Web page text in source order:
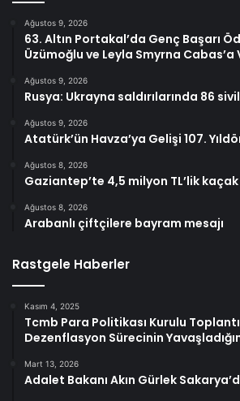
Ağustos 9, 2026
63. Altın Portakal’da Genç Başarı
Üzümoğlu ve Leyla Smyrna Cabas’a
Ağustos 9, 2026
Rusya: Ukrayna saldırılarında 86
Ağustos 9, 2026
Atatürk’ün Havza’ya Gelişi 107.
Ağustos 8, 2026
Gaziantep’te 4,5 milyon TL’lik
Ağustos 8, 2026
Arabanlı çiftçilere bayram mesajı
Rastgele Haberler
Kasım 4, 2025
Tcmb Para Politikası Kurulu
Dezenflasyon Sürecinin
Mart 13, 2026
Adalet Bakanı Akın Gürlek